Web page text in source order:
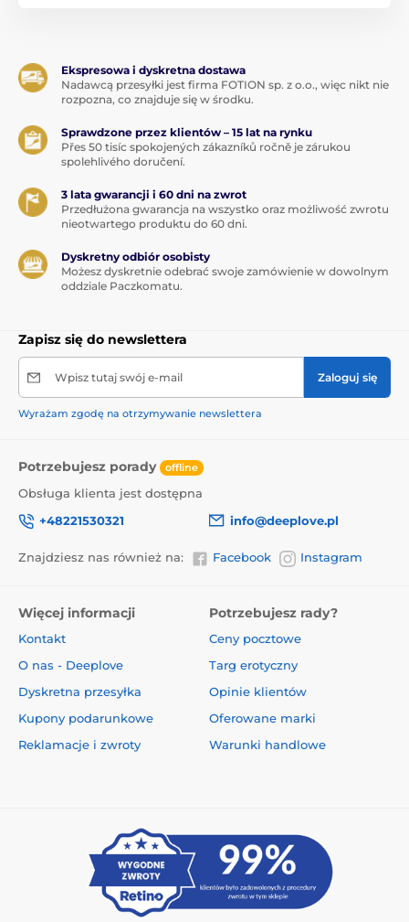
Ekspresowa i dyskretna dostawa
Nadawcą przesyłki jest firma FOTION sp. z o.o., więc nikt nie
rozpozna, co znajduje się w środku.
Sprawdzone przez klientów – 15 lat na rynku
Přes 50 tisíc spokojených zákazníků ročně je zárukou
spolehlivého doručení.
3 lata gwarancji i 60 dni na zwrot
Przedłużona gwarancja na wszystko oraz możliwość zwrotu
nieotwartego produktu do 60 dni.
Dyskretny odbiór osobisty
Możesz dyskretnie odebrać swoje zamówienie w dowolnym
oddziale Paczkomatu.
Zapisz się do newslettera
Wpisz tutaj swój e-mail Zaloguj się
Wyrażam zgodę na otrzymywanie newslettera
Potrzebujesz porady offline
Obsługa klienta jest dostępna
+48221530321
info@deeplove.pl
Znajdziesz nas również na: Facebook Instagram
Więcej informacji
Kontakt
O nas - Deeplove
Dyskretna przesyłka
Kupony podarunkowe
Reklamacje i zwroty
Potrzebujesz rady?
Ceny pocztowe
Targ erotyczny
Opinie klientów
Oferowane marki
Warunki handlowe